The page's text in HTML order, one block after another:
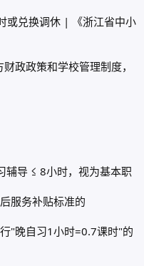
或兑换调休 | 《浙江省中小
政政策和学校管理制度，
导 ≤ 8小时，视为基本职
服务补贴标准的
"晚自习1小时=0.7课时"的